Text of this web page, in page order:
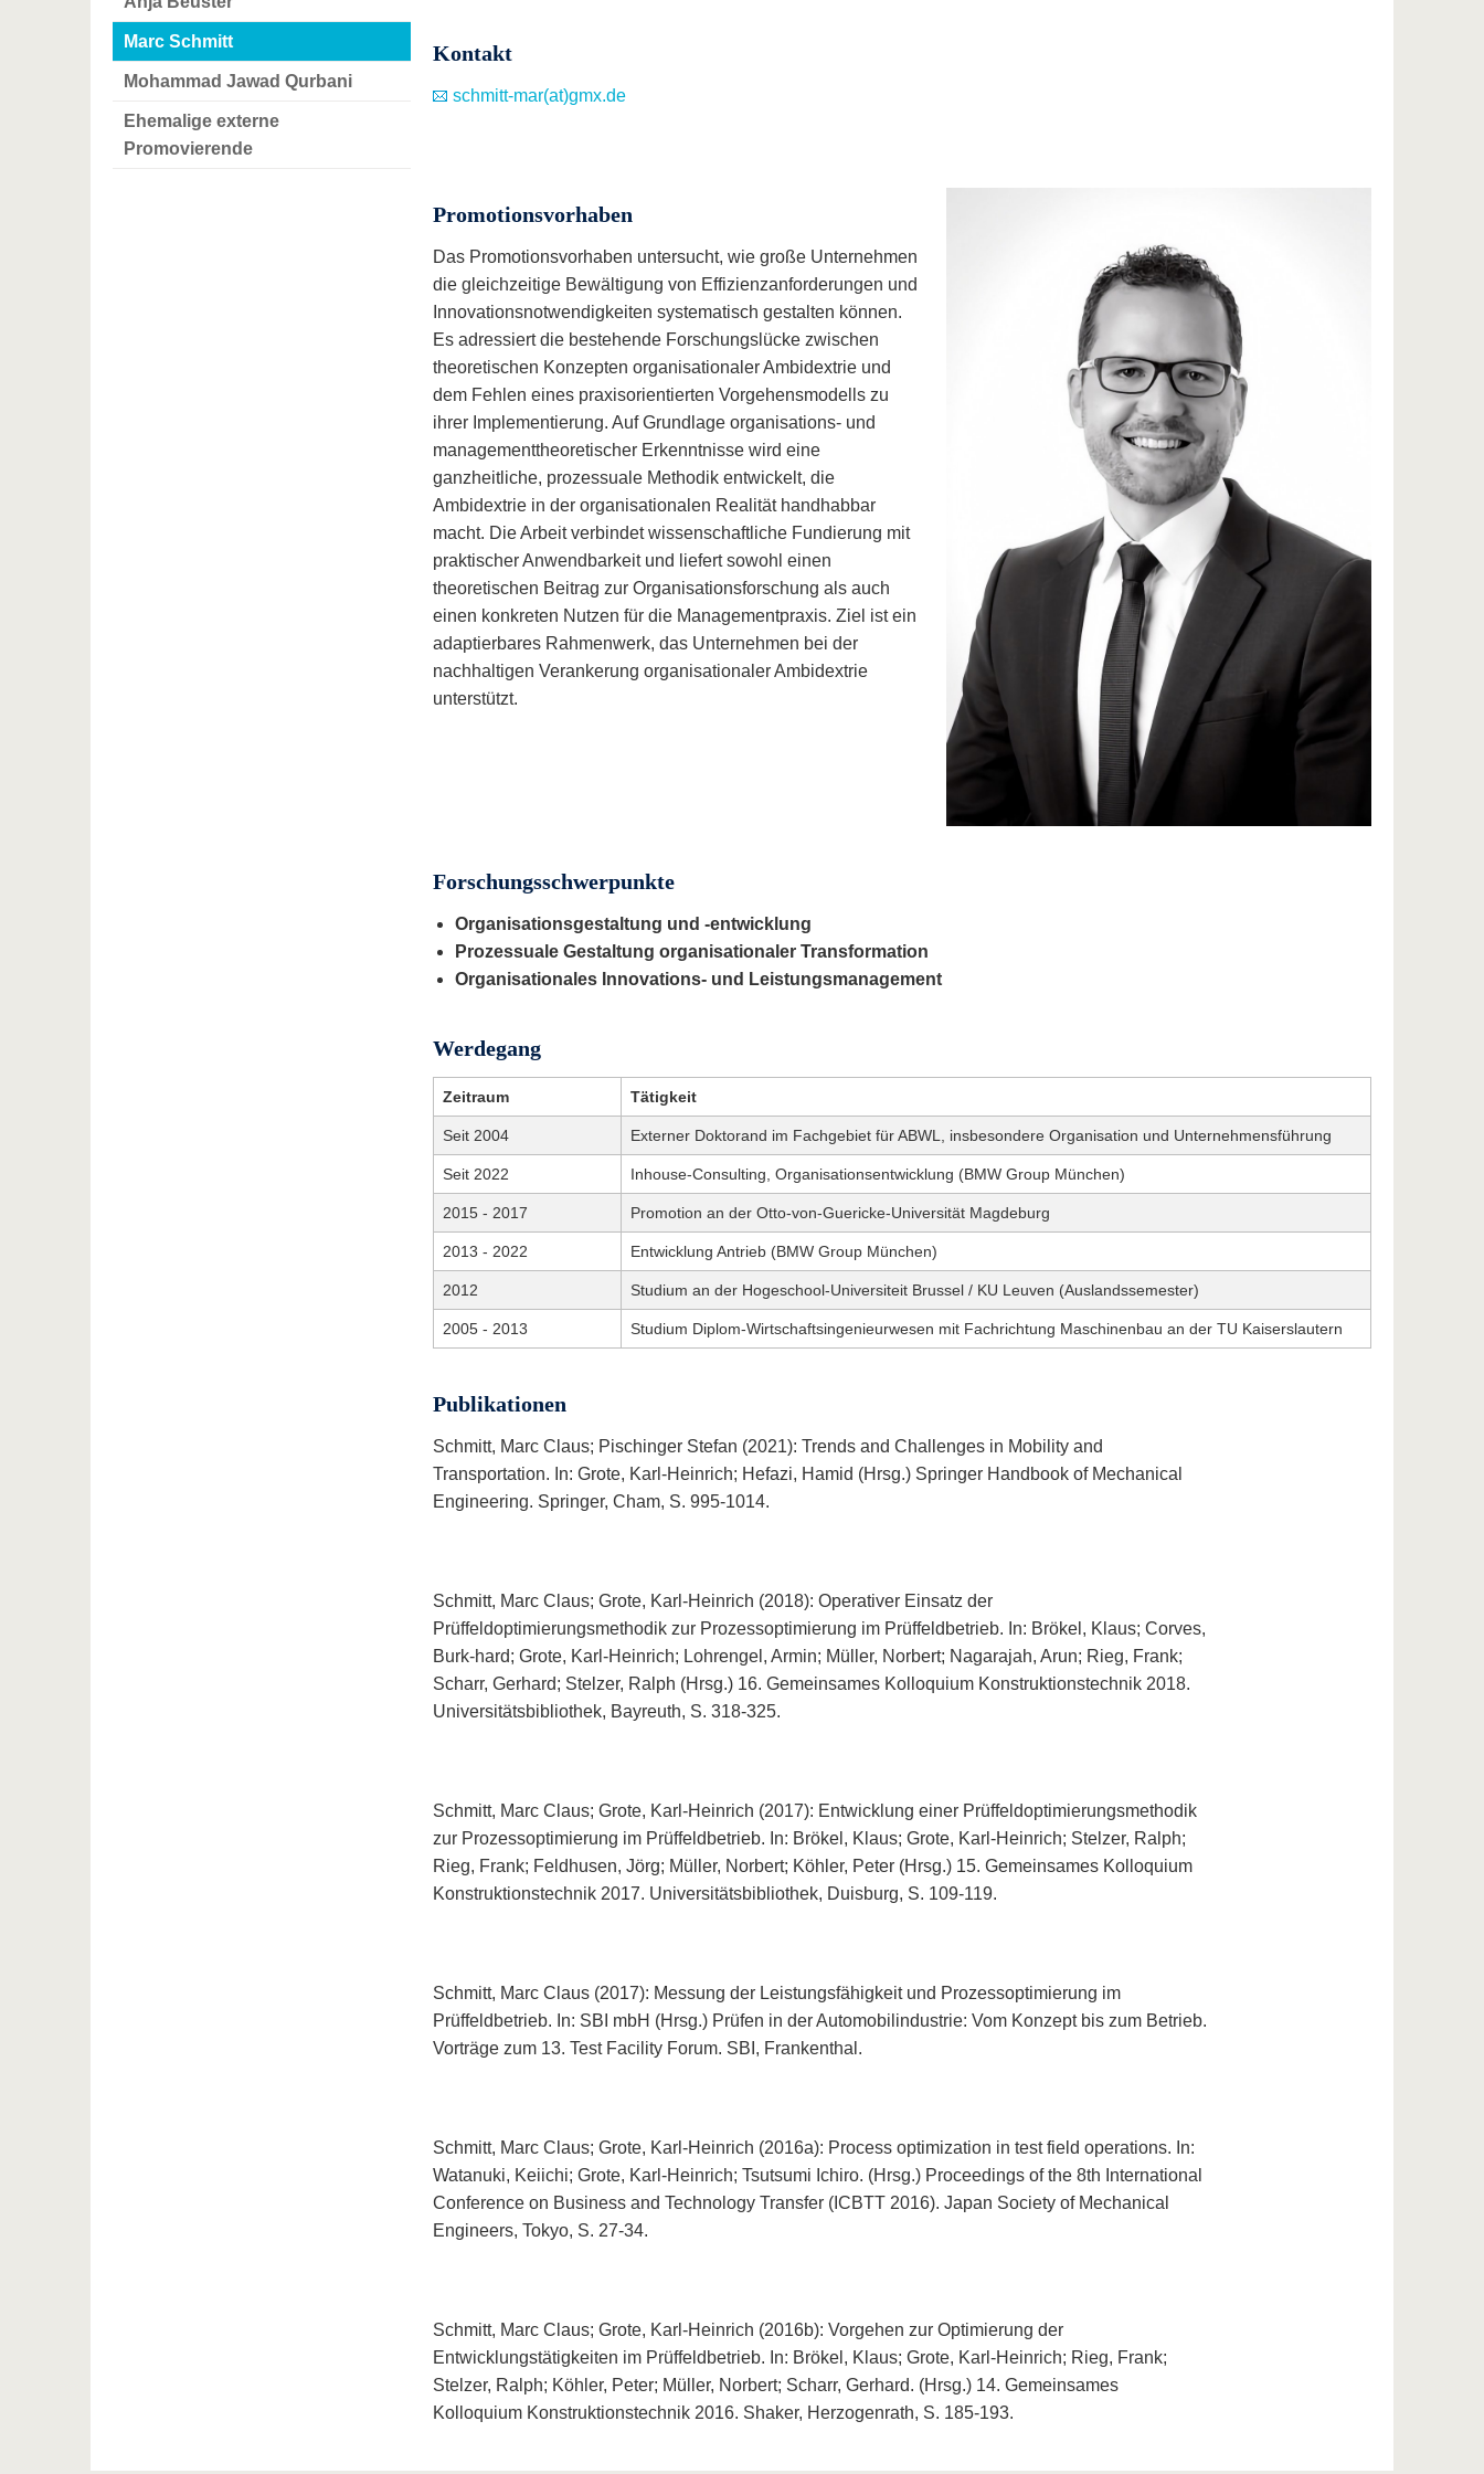
Marc Schmitt
Mohammad Jawad Qurbani
Ehemalige externe
Promovierende
Kontakt
schmitt-mar(at)gmx.de
Promotionsvorhaben
Das Promotionsvorhaben untersucht, wie große Unternehmen
die gleichzeitige Bewältigung von Effizienzanforderungen und
Innovationsnotwendigkeiten systematisch gestalten können.
Es adressiert die bestehende Forschungslücke zwischen
theoretischen Konzepten organisationaler Ambidextrie und
dem Fehlen eines praxisorientierten Vorgehensmodells zu
ihrer Implementierung. Auf Grundlage organisations- und
managementtheoretischer Erkenntnisse wird eine
ganzheitliche, prozessuale Methodik entwickelt, die
Ambidextrie in der organisationalen Realität handhabbar
macht. Die Arbeit verbindet wissenschaftliche Fundierung mit
praktischer Anwendbarkeit und liefert sowohl einen
theoretischen Beitrag zur Organisationsforschung als auch
einen konkreten Nutzen für die Managementpraxis. Ziel ist ein
adaptierbares Rahmenwerk, das Unternehmen bei der
nachhaltigen Verankerung organisationaler Ambidextrie
unterstützt.
​​​​​​​Forschungsschwerpunkte
Organisationsgestaltung und -entwicklung
Prozessuale Gestaltung organisationaler Transformation
Organisationales Innovations- und Leistungsmanagement
Werdegang
Zeitraum Tätigkeit
Seit 2004 Externer Doktorand im Fachgebiet für ABWL, insbesondere Organisation und Unternehmensführung
Seit 2022 Inhouse-Consulting, Organisationsentwicklung (BMW Group München)
2015 - 2017 Promotion an der Otto-von-Guericke-Universität Magdeburg
2013 - 2022 Entwicklung Antrieb (BMW Group München)
2012 Studium an der Hogeschool-Universiteit Brussel / KU Leuven (Auslandssemester)
2005 - 2013 Studium Diplom-Wirtschaftsingenieurwesen mit Fachrichtung Maschinenbau an der TU Kaiserslautern
Publikationen
Schmitt, Marc Claus; Pischinger Stefan (2021): Trends and Challenges in Mobility and
Transportation. In: Grote, Karl-Heinrich; Hefazi, Hamid (Hrsg.) Springer Handbook of Mechanical
Engineering. Springer, Cham, S. 995-1014.
Schmitt, Marc Claus; Grote, Karl-Heinrich (2018): Operativer Einsatz der
Prüffeldoptimierungsmethodik zur Prozessoptimierung im Prüffeldbetrieb. In: Brökel, Klaus; Corves,
Burk-hard; Grote, Karl-Heinrich; Lohrengel, Armin; Müller, Norbert; Nagarajah, Arun; Rieg, Frank;
Scharr, Gerhard; Stelzer, Ralph (Hrsg.) 16. Gemeinsames Kolloquium Konstruktionstechnik 2018.
Universitätsbibliothek, Bayreuth, S. 318-325.
Schmitt, Marc Claus; Grote, Karl-Heinrich (2017): Entwicklung einer Prüffeldoptimierungsmethodik
zur Prozessoptimierung im Prüffeldbetrieb. In: Brökel, Klaus; Grote, Karl-Heinrich; Stelzer, Ralph;
Rieg, Frank; Feldhusen, Jörg; Müller, Norbert; Köhler, Peter (Hrsg.) 15. Gemeinsames Kolloquium
Konstruktionstechnik 2017. Universitätsbibliothek, Duisburg, S. 109-119.
Schmitt, Marc Claus (2017): Messung der Leistungsfähigkeit und Prozessoptimierung im
Prüffeldbetrieb. In: SBI mbH (Hrsg.) Prüfen in der Automobilindustrie: Vom Konzept bis zum Betrieb.
Vorträge zum 13. Test Facility Forum. SBI, Frankenthal.
Schmitt, Marc Claus; Grote, Karl-Heinrich (2016a): Process optimization in test field operations. In:
Watanuki, Keiichi; Grote, Karl-Heinrich; Tsutsumi Ichiro. (Hrsg.) Proceedings of the 8th International
Conference on Business and Technology Transfer (ICBTT 2016). Japan Society of Mechanical
Engineers, Tokyo, S. 27-34.
Schmitt, Marc Claus; Grote, Karl-Heinrich (2016b): Vorgehen zur Optimierung der
Entwicklungstätigkeiten im Prüffeldbetrieb. In: Brökel, Klaus; Grote, Karl-Heinrich; Rieg, Frank;
Stelzer, Ralph; Köhler, Peter; Müller, Norbert; Scharr, Gerhard. (Hrsg.) 14. Gemeinsames
Kolloquium Konstruktionstechnik 2016. Shaker, Herzogenrath, S. 185-193.